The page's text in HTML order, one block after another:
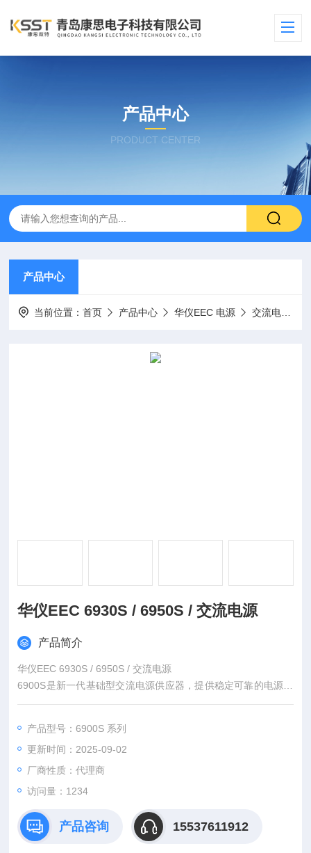
产品中心
PRODUCT CENTER
产品中心
当前位置：首页 产品中心 华仪EEC 电源 交流电源
华仪EEC 6930S / 6950S / 交流电源
产品简介
华仪EEC 6930S / 6950S / 交流电源
6900S是新一代基础型交流电源供应器，提供稳定可靠的电源来
满足各种测试情境的要求。此产品具备宽广范围的输出设计加上
升产线与实验室的工作效率。适用产业包含家电、电源连接器、
LED照明设备生产与开发以及实验室研发中的产品测试。
产品型号：6900S 系列
更新时间：2025-09-02
厂商性质：代理商
访问量：1234
产品咨询 15537611912